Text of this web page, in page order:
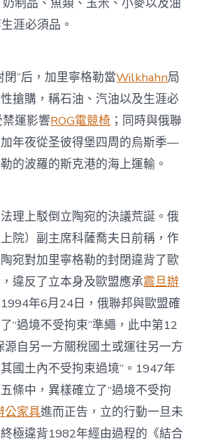
涯必須品。
”后，加里寧格勒當Wilkhahn局
搶購，稱石油、汽油以及生涯必
禁運影響ROG電競椅 ；同時與俄聯
年夜從圣彼得堡四周的烏斯季—
的波羅的斯克港的海上運輸。
上駁倒立陶宛的決議荒誕。俄
院）副主席科薩喬夫日前稱，作
宛對加里寧格勒的封閉違背了歐
違反了立本身及歐盟應承震旦辦
年6月24日，俄聯邦與歐盟確
“過境不受拘束”準繩，此中第12
源自另一方關稅國土或運往另一方
國土內不受拘束過境”。1947年
條中，異樣確立了“過境不受拘
公家具進而正告，立的行動一旦未
極違背1982年經由過程的《結合